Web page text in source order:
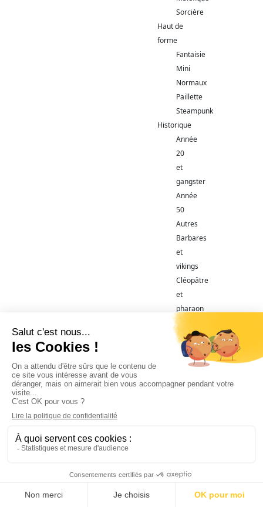
Sorcière
Haut de
forme
Fantaisie
Mini
Normaux
Paillette
Steampunk
Historique
Année
20
et
gangster
Année
50
Autres
Barbares
et
vikings
Cléopâtre
et
pharaon
Hippie
Médiéval
et
chevalier
Mousquetaire
Manga